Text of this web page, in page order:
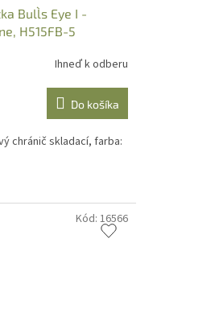
Bull`s Eye I -
H515FB-5
Ihneď k odberu
Do košíka
chránič skladací, farba:
Kód: 16566